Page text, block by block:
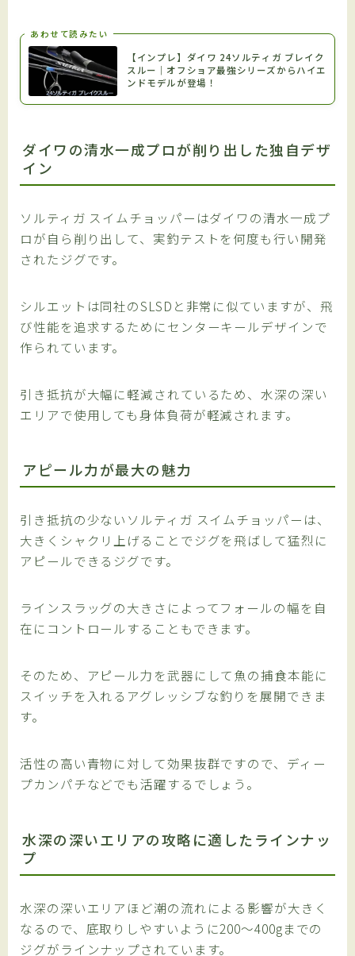
あわせて読みたい
【インプレ】ダイワ 24ソルティガ ブレイク
スルー｜オフショア最強シリーズからハイエ
ンドモデルが登場！
ダイワの清水一成プロが削り出した独自デザ
イン
ソルティガ スイムチョッパーはダイワの清水一成プ
ロが自ら削り出して、実釣テストを何度も行い開発
されたジグです。
シルエットは同社のSLSDと非常に似ていますが、飛
び性能を追求するためにセンターキールデザインで
作られています。
引き抵抗が大幅に軽減されているため、水深の深い
エリアで使用しても身体負荷が軽減されます。
アピール力が最大の魅力
引き抵抗の少ないソルティガ スイムチョッパーは、
大きくシャクリ上げることでジグを飛ばして猛烈に
アピールできるジグです。
ラインスラッグの大きさによってフォールの幅を自
在にコントロールすることもできます。
そのため、アピール力を武器にして魚の捕食本能に
スイッチを入れるアグレッシブな釣りを展開できま
す。
活性の高い青物に対して効果抜群ですので、ディー
プカンパチなどでも活躍するでしょう。
水深の深いエリアの攻略に適したラインナッ
プ
水深の深いエリアほど潮の流れによる影響が大きく
なるので、底取りしやすいように200～400gまでの
ジグがラインナップされています。